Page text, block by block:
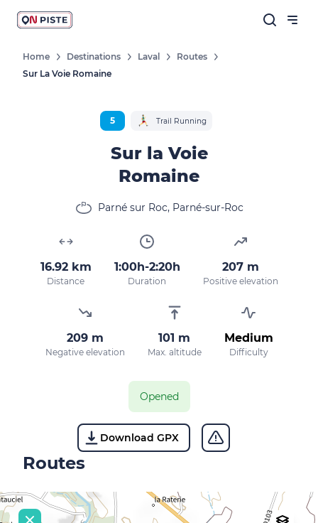
Home Destinations Laval
Routes
Sur La Voie Romaine
5 Trail Running
Sur la Voie
Romaine
Parné sur Roc, Parné-sur-Roc
16.92 km
Distance
1:00h-2:20h
Duration
207 m
Positive elevation
209 m
Negative elevation
101 m
Max. altitude
Medium
Difficulty
Opened
Download GPX
Routes